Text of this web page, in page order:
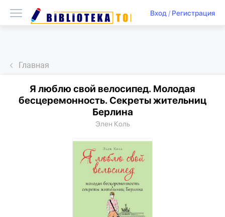
Вход/ Регистрация
Главная
Я люблю свой велосипед. Молодая
бесцеремонность. Секреты жительниц
Берлина
Элен Коль